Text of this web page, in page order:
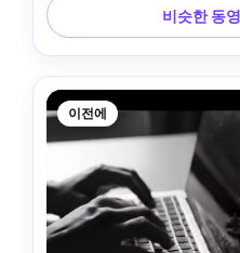
비슷한 동
이전에